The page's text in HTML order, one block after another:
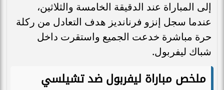
إلى المباراة عند الدقيقة الخامسة والثلاثين،
عندما سجل إنزو فرنانديز هدف التعادل من ركلة
حرة مباشرة خدعت الجميع واستقرت داخل
شباك ليفربول.
ملخص مباراة ليفربول ضد تشيلسي